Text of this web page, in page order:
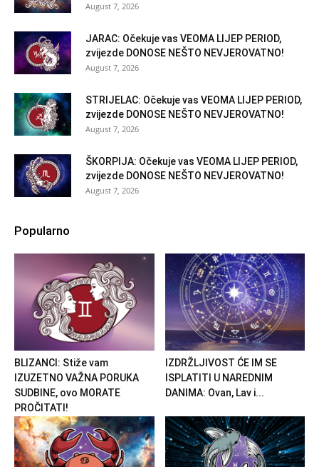
August 7, 2026
JARAC: Očekuje vas VEOMA LIJEP PERIOD,
zvijezde DONOSE NEŠTO NEVJEROVATNO!
August 7, 2026
STRIJELAC: Očekuje vas VEOMA LIJEP PERIOD,
zvijezde DONOSE NEŠTO NEVJEROVATNO!
August 7, 2026
ŠKORPIJA: Očekuje vas VEOMA LIJEP PERIOD,
zvijezde DONOSE NEŠTO NEVJEROVATNO!
August 7, 2026
Popularno
BLIZANCI: Stiže vam
IZUZETNO VAŽNA PORUKA
SUDBINE, ovo MORATE
PROČITATI!
IZDRŽLJIVOST ĆE IM SE
ISPLATITI U NAREDNIM
DANIMA: Ovan, Lav i...